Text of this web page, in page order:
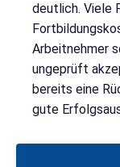
deutlich. Viele
Arbeitnehmer
ungeprüft
bereits eine
gute